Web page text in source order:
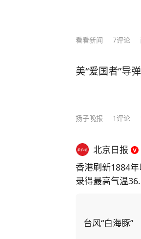
看看新闻 7评论
美“爱国者”导
扬子晚报 1评论
北京日报
香港刷新1884
录得最高气温
“白海豚”的外
极端酷热，部
台风“白海豚”